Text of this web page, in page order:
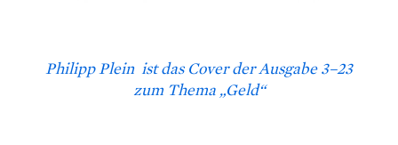
Philipp Plein ist das Cover der Ausgabe 3–23
zum Thema „Geld“